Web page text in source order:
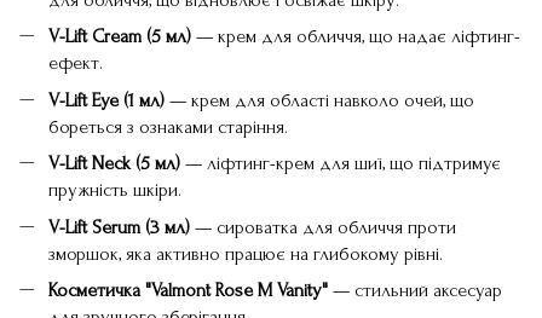
V-Lift Cream (5 мл) — крем для обличчя, що надає ліфтинг-
ефект.
V-Lift Eye (1 мл) — крем для області навколо очей, що
бореться з ознаками старіння.
V-Lift Neck (5 мл) — ліфтинг-крем для шиї, що підтримує
пружність шкіри.
V-Lift Serum (3 мл) — сироватка для обличчя проти
зморшок, яка активно працює на глибокому рівні.
Косметичка "Valmont Rose M Vanity" — стильний аксесуар